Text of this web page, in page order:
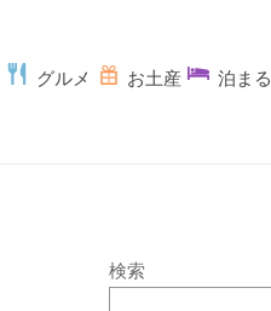
グルメ お土産 泊まる
検索